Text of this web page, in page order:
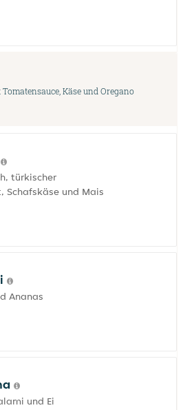
Käse und Oregano
türkischer
Schafskäse und Mais
Ananas
und Ei